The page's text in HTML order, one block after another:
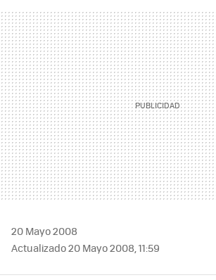
MAIL
20 Mayo 2008
Actualizado 20 Mayo 2008, 11:59